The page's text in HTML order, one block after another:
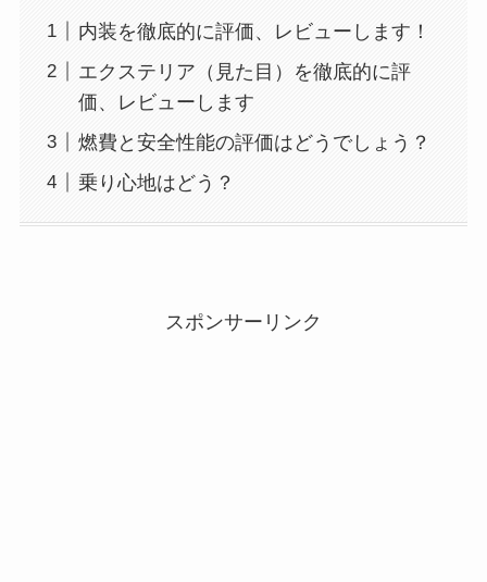
内装を徹底的に評価、レビューします！
エクステリア（見た目）を徹底的に評
価、レビューします
燃費と安全性能の評価はどうでしょう？
乗り心地はどう？
スポンサーリンク